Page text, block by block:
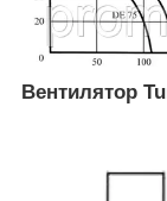
Вентилятор